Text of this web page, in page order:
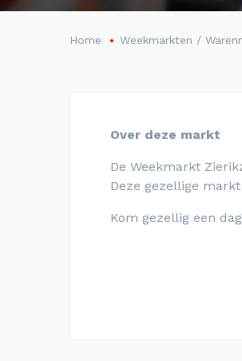
Home Weekmarkten /
Over deze markt
De Weekmarkt
Deze gezellige
Kom gezellig een